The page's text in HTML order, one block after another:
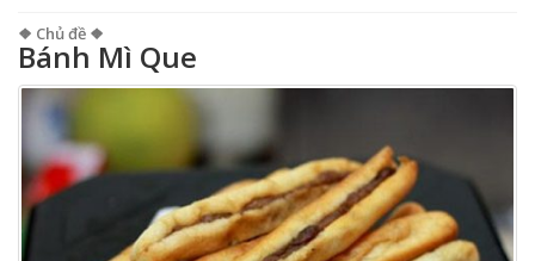
❖ Chủ đề ❖
Bánh Mì Que